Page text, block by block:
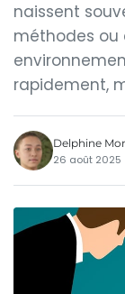
naissent
méthodes ou
rapidement,
Delphine
26 août 2025